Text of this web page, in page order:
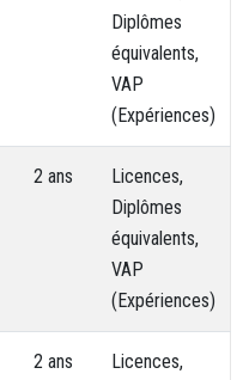
Diplômes
équivalents,
VAP
(Expériences)
2 ans
Licences,
Diplômes
équivalents,
VAP
(Expériences)
2 ans
Licences,